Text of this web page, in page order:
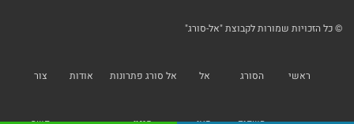
© כל הזכויות שמורות לקבוצת "אל-סורג"
ראשי הסורג אל אל סורג פתרונות אודות צור